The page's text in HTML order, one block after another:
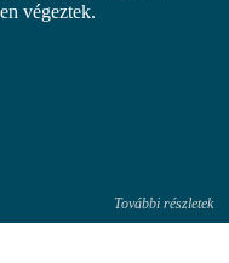
végeztek.
További részletek